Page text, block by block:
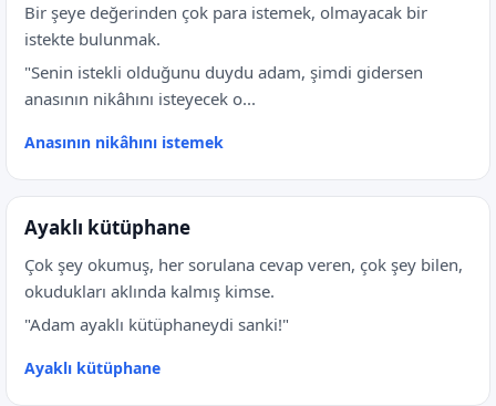
Bir şeye değerinden çok para istemek, olmayacak bir
istekte bulunmak.
"Senin istekli olduğunu duydu adam, şimdi gidersen
anasının nikâhını isteyecek o...
Anasının nikâhını istemek
Ayaklı kütüphane
Çok şey okumuş, her sorulana cevap veren, çok şey bilen,
okudukları aklında kalmış kimse.
"Adam ayaklı kütüphaneydi sanki!"
Ayaklı kütüphane